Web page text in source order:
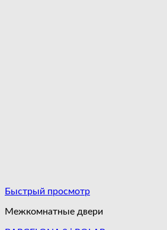
Быстрый просмотр
Межкомнатные двери